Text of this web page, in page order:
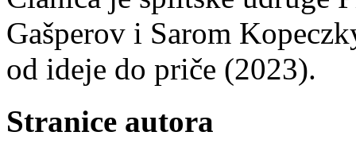
Gašperov i Sarom
od ideje do priče (2023).
Stranice autora